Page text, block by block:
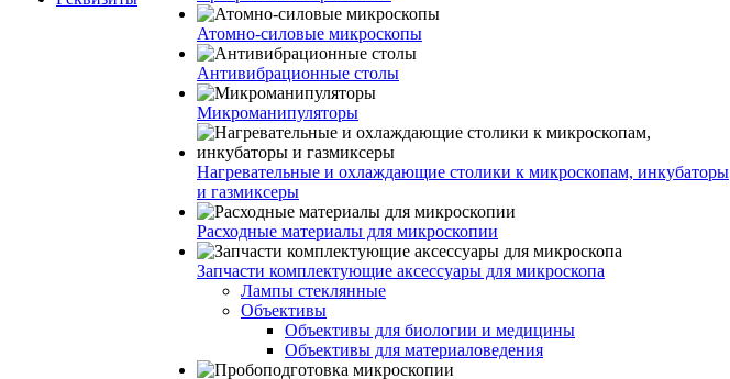
Атомно-силовые микроскопы
Антивибрационные столы
Микроманипуляторы
Нагревательные и охлаждающие столики к микроскопам, инкубаторы
и газмиксеры
Расходные материалы для микроскопии
Запчасти комплектующие аксессуары для микроскопа
Лампы стеклянные
Объективы
Объективы для биологии и медицины
Объективы для материаловедения